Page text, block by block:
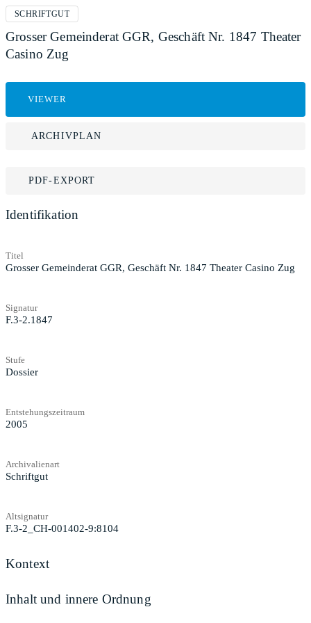
SCHRIFTGUT
Grosser Gemeinderat GGR, Geschäft Nr. 1847 Theater
Casino Zug
VIEWER
ARCHIVPLAN
PDF-EXPORT
Identifikation
Titel
Grosser Gemeinderat GGR, Geschäft Nr. 1847 Theater Casino Zug
Signatur
F.3-2.1847
Stufe
Dossier
Entstehungszeitraum
2005
Archivalienart
Schriftgut
Altsignatur
F.3-2_CH-001402-9:8104
Kontext
Inhalt und innere Ordnung